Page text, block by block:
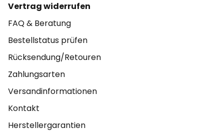
Vertrag widerrufen
FAQ & Beratung
Bestellstatus prüfen
Rücksendung/Retouren
Zahlungsarten
Versandinformationen
Kontakt
Herstellergarantien